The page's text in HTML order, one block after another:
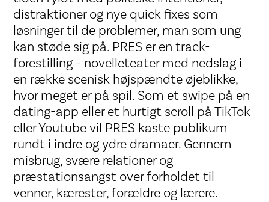
distraktioner og nye quick fixes som
løsninger til de problemer, man som ung
kan støde sig på. PRES er en track-
forestilling - novelleteater med nedslag i
en række scenisk højspændte øjeblikke,
hvor meget er på spil. Som et swipe på en
dating-app eller et hurtigt scroll på TikTok
eller Youtube vil PRES kaste publikum
rundt i indre og ydre dramaer. Gennem
misbrug, svære relationer og
præstationsangst over forholdet til
venner, kærester, forældre og lærere.